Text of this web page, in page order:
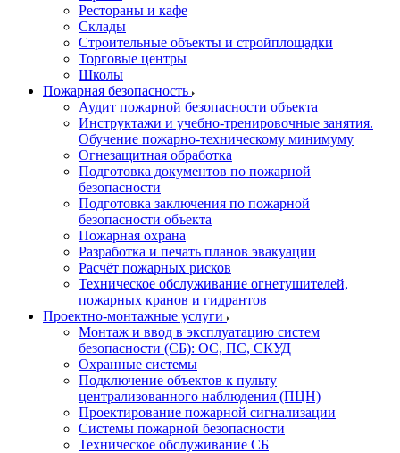
Рестораны и кафе
Склады
Строительные объекты и стройплощадки
Торговые центры
Школы
Пожарная безопасность
Аудит пожарной безопасности объекта
Инструктажи и учебно-тренировочные занятия.
Обучение пожарно-техническому минимуму
Огнезащитная обработка
Подготовка документов по пожарной
безопасности
Подготовка заключения по пожарной
безопасности объекта
Пожарная охрана
Разработка и печать планов эвакуации
Расчёт пожарных рисков
Техническое обслуживание огнетушителей,
пожарных кранов и гидрантов
Проектно-монтажные услуги
Монтаж и ввод в эксплуатацию систем
безопасности (СБ): ОС, ПС, СКУД
Охранные системы
Подключение объектов к пульту
централизованного наблюдения (ПЦН)
Проектирование пожарной сигнализации
Системы пожарной безопасности
Техническое обслуживание СБ